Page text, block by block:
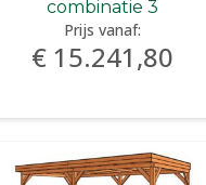
combinatie 3
Prijs vanaf:
€ 15.241,80